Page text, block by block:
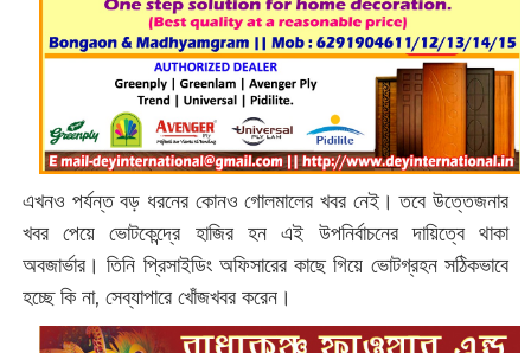
এখনও পর্যন্ত বড় ধরনের কোনও গোলমালের খবর নেই। ‌তবে উত্তেজনার
খবর পেয়ে ভোটকেন্দ্রে হাজির হন এই উপনির্বাচনের দায়িত্বে থাকা
অবজার্ভার।তিনি প্রিসাইডিং অফিসারের কাছে গিয়ে ভোটগ্রহন সঠিকভাবে
হচ্ছে কি না, সেব্যাপারে খোঁজখবর করেন।